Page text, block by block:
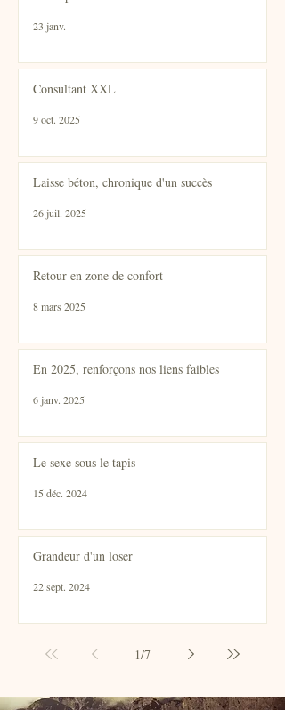
23 janv.
Consultant XXL
9 oct. 2025
Laisse béton, chronique d'un succès
26 juil. 2025
Retour en zone de confort
8 mars 2025
En 2025, renforçons nos liens faibles
6 janv. 2025
Le sexe sous le tapis
15 déc. 2024
Grandeur d'un loser
22 sept. 2024
1/7